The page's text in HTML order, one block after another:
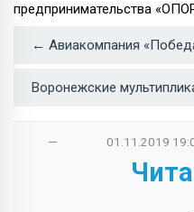
предпринимательства
— 01.11.2019